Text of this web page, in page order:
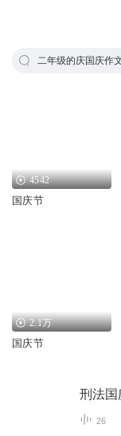
二年级的庆国庆作
4542
国庆节
2.1万
国庆节
刑法国
26